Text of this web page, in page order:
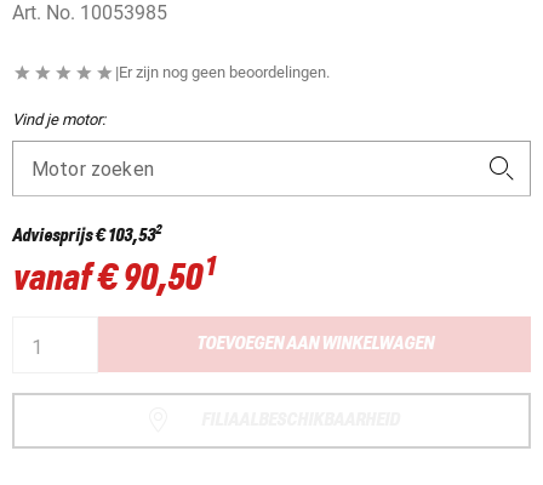
Art. No. 10053985
|Er zijn nog geen beoordelingen.
Vind je motor:
Motor zoeken
Adviesprijs€ 103,532
vanaf€ 90,501
TOEVOEGEN AAN WINKELWAGEN